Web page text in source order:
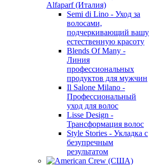
Alfaparf (Италия)
Semi di Lino - Уход за
волосами,
подчеркивающий вашу
естественную красоту
Blends Of Many -
Линия
профессиональных
продуктов для мужчин
Il Salone Milano -
Профессиональный
уход для волос
Lisse Design -
Трансформация волос
Style Stories - Укладка с
безупречным
результатом